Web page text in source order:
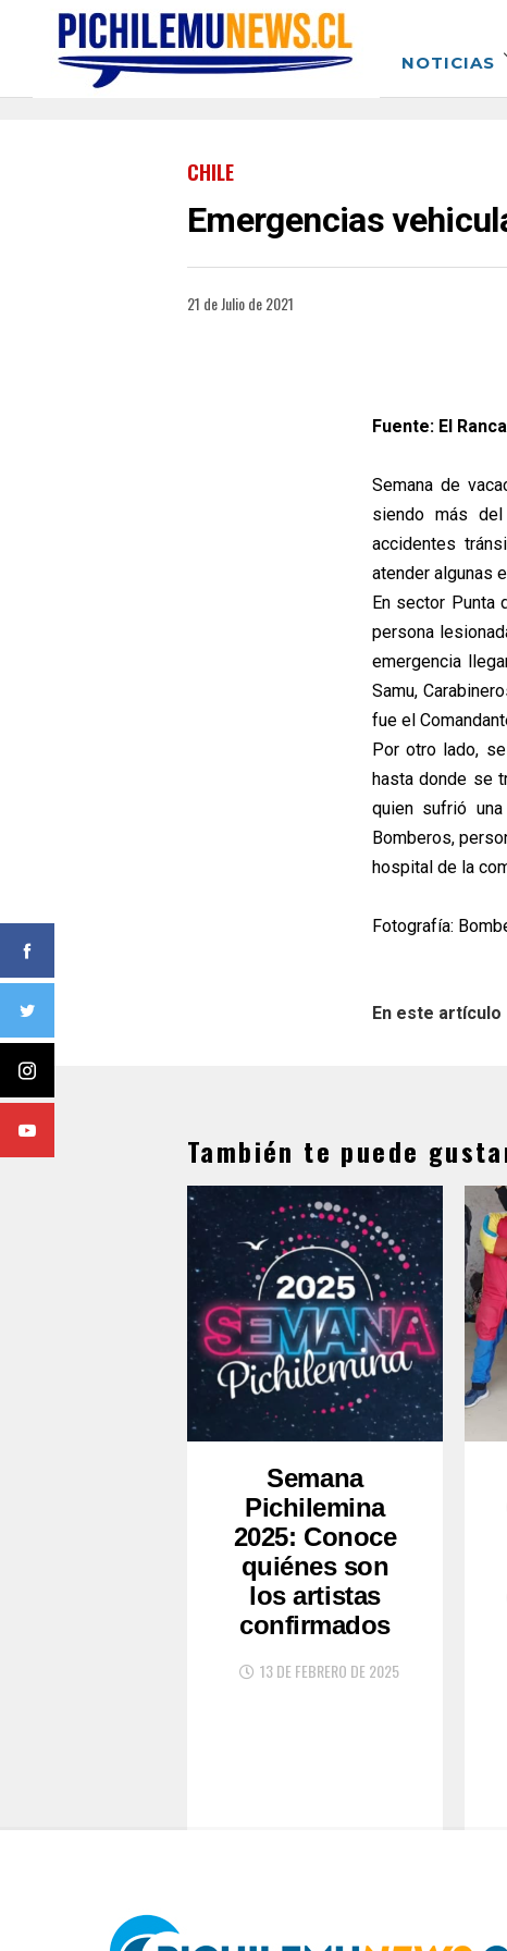
NOTICIAS
CHILE
Emergencias
21 de Julio de 2021
Fuente: El
Semana de
siendo más
accidentes
atender algunas
En sector Punta
persona
emergencia
Samu,
fue el
Por otro lado,
hasta donde se
quien sufrió
Bomberos,
hospital de la
Fotografía:
En este artículo
También te puede
Semana
Pichilemina
2025: Conoce
quiénes son
los artistas
confirmados
13 DE FEBRERO DE 2025